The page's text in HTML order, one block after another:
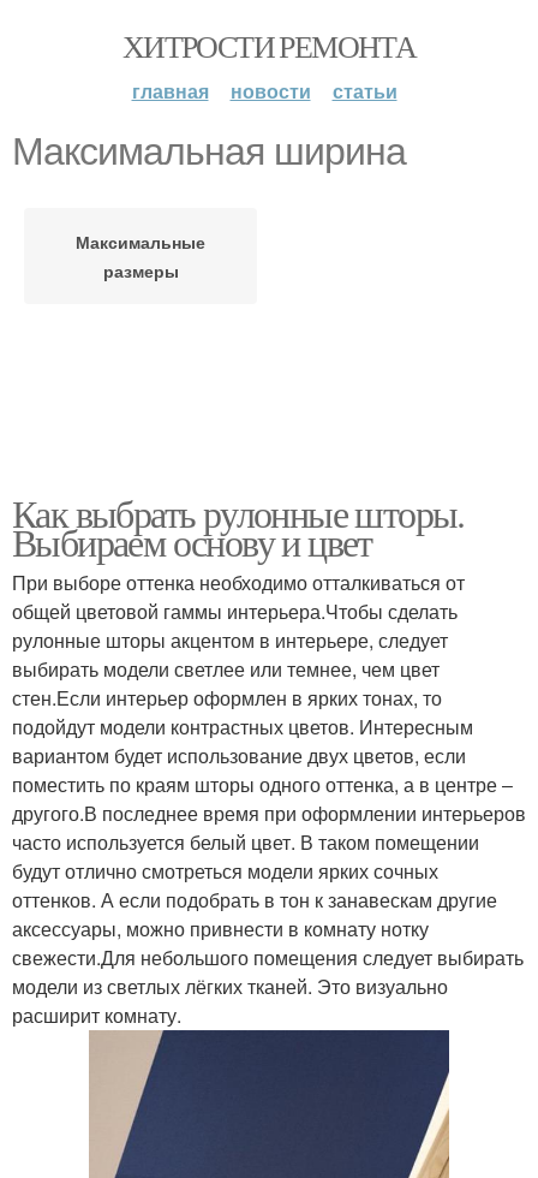
ХИТРОСТИ РЕМОНТА
главная новости статьи
Максимальная ширина
Максимальные
размеры
Как выбрать рулонные шторы.
Выбираем основу и цвет
При выборе оттенка необходимо отталкиваться от
общей цветовой гаммы интерьера.Чтобы сделать
рулонные шторы акцентом в интерьере, следует
выбирать модели светлее или темнее, чем цвет
стен.Если интерьер оформлен в ярких тонах, то
подойдут модели контрастных цветов. Интересным
вариантом будет использование двух цветов, если
поместить по краям шторы одного оттенка, а в центре ‒
другого.В последнее время при оформлении интерьеров
часто используется белый цвет. В таком помещении
будут отлично смотреться модели ярких сочных
оттенков. А если подобрать в тон к занавескам другие
аксессуары, можно привнести в комнату нотку
свежести.Для небольшого помещения следует выбирать
модели из светлых лёгких тканей. Это визуально
расширит комнату.